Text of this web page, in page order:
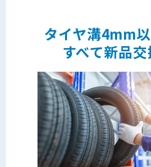
タイヤ溝4mm
すべて新品交